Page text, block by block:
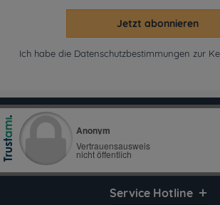
Jetzt abonnieren
Ich habe die Datenschutzbestimmungen zur
Service Hotline